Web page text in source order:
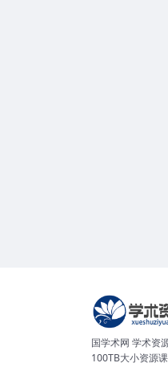
国学术网 学术资
100TB大小资源